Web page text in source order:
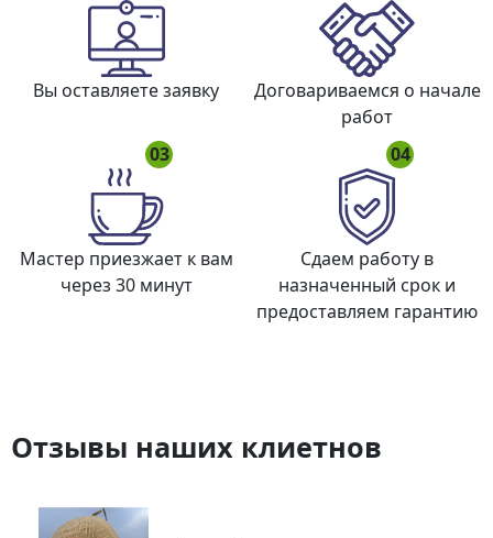
Вы оставляете заявку
Договариваемся о начале
работ
03
Мастер приезжает к вам
через 30 минут
04
Сдаем работу в
назначенный срок и
предоставляем гарантию
Отзывы наших клиетнов